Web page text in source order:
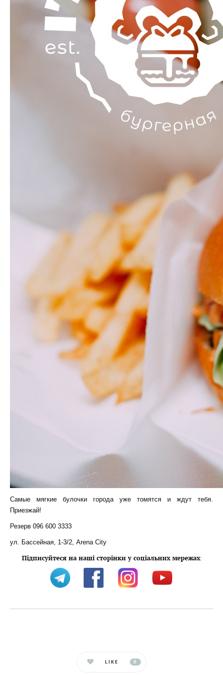
Самые мягкие булочки города уже томятся и ждут тебя.
Приезжай!
Резерв 096 600 3333
ул. Бассейная, 1-3/2, Arena City
Підписуйтеся на наші сторінки у соціальних мережах:
LIKE 0